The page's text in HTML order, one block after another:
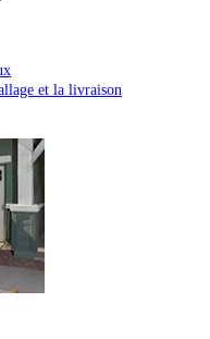
et la livraison